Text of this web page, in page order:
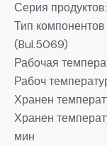
Серия продуктов:
Тип
(Bul.5069)
Рабочая
Рабоч
Хранен
Хранен
мин